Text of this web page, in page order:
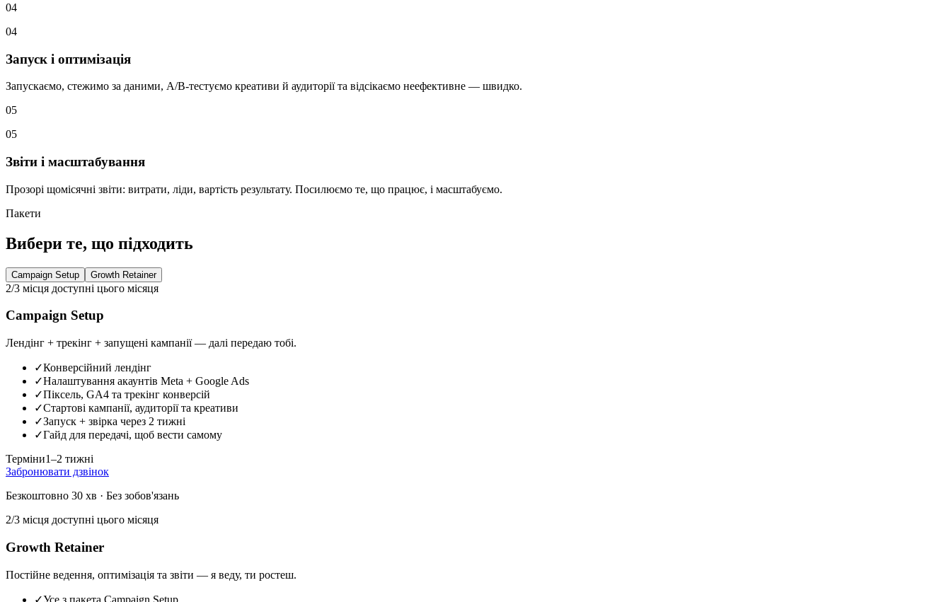
04
04
Запуск і оптимізація
Запускаємо, стежимо за даними, A/B-тестуємо креативи й аудиторії та відсікаємо неефективне — швидко.
05
05
Звіти і масштабування
Прозорі щомісячні звіти: витрати, ліди, вартість результату. Посилюємо те, що працює, і масштабуємо.
Пакети
Вибери те, що підходить
Campaign Setup Growth Retainer
2/3 місця доступні цього місяця
Campaign Setup
Лендінг + трекінг + запущені кампанії — далі передаю тобі.
✓Конверсійний лендінг
✓Налаштування акаунтів Meta + Google Ads
✓Піксель, GA4 та трекінг конверсій
✓Стартові кампанії, аудиторії та креативи
✓Запуск + звірка через 2 тижні
✓Гайд для передачі, щоб вести самому
Терміни1–2 тижні
Забронювати дзвінок
Безкоштовно 30 хв · Без зобов'язань
2/3 місця доступні цього місяця
Growth Retainer
Постійне ведення, оптимізація та звіти — я веду, ти ростеш.
✓Усе з пакета Campaign Setup